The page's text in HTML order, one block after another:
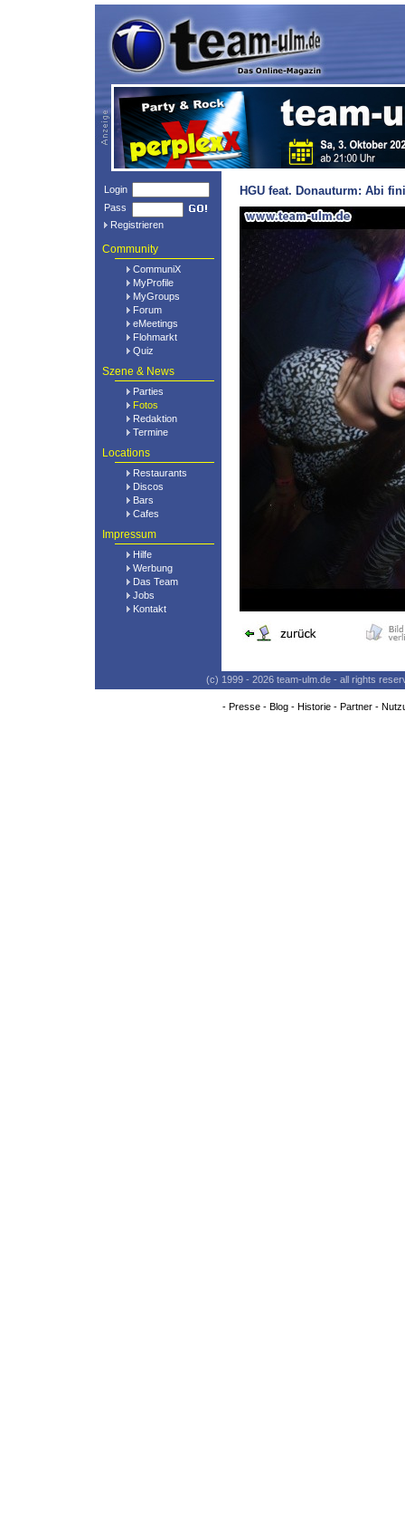
Login
Pass
Registrieren
Community
CommuniX
MyProfile
MyGroups
Forum
eMeetings
Flohmarkt
Quiz
Szene & News
Parties
Fotos
Redaktion
Termine
Locations
Restaurants
Discos
Bars
Cafes
Impressum
Hilfe
Werbung
Das Team
Jobs
Kontakt
HGU feat. Donauturm: Abi
(c) 1999 - 2026 team-ulm.de - all rights
- Presse- Blog- Historie- Partner-